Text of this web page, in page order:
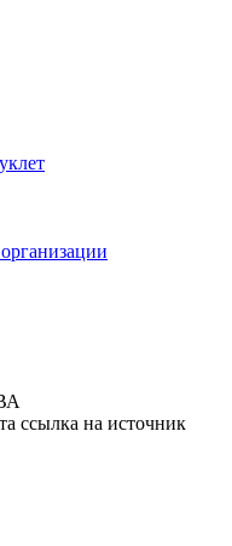
ссылка на источник